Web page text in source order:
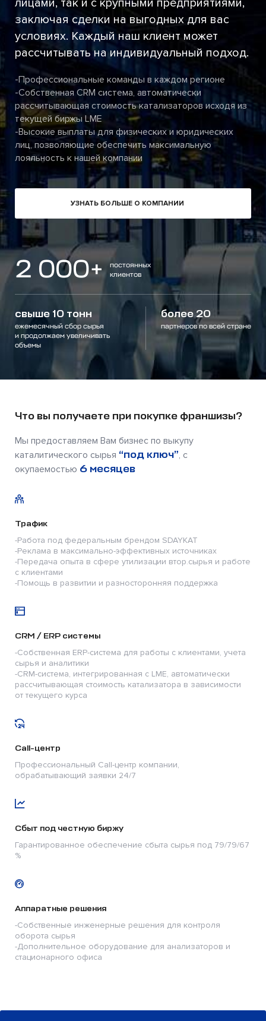
лицами, так и с крупными предприятиями,
заключая сделки на выгодных для вас
условиях. Каждый наш клиент может
рассчитывать на индивидуальный подход.
-Профессиональные команды в каждом регионе
-Cобственная CRM система, автоматически
рассчитывающая стоимость катализаторов исходя из
текущей биржы LME
-Высокие выплаты для физических и юридических
лиц, позволяющие обеспечить максимальную
лояльность к нашей компании
УЗНАТЬ БОЛЬШЕ О КОМПАНИИ
2 000+
постоянных
клиентов
свыше 10 тонн
ежемесячный сбор сырья
и продолжаем увеличивать
объемы
более 20
партнеров по всей стране
Что вы получаете при покупке франшизы?
Мы предоставляем Вам бизнес по выкупу
каталитического сырья “под ключ”, с
окупаемостью 6 месяцев
Трафик
-Работа под федеральным брендом SDAYKAT
-Реклама в максимально-эффективных источниках
-Передача опыта в сфере утилизации втор.сырья и работе
с клиентами
-Помощь в развитии и разносторонняя поддержка
СRМ / ERP системы
-Собственная ERP-система для работы с клиентами, учета
сырья и аналитики
-CRM-система, интегрированная с LME, автоматически
рассчитывающая стоимость катализатора в зависимости
от текущего курса
Call-центр
Профессиональный Call-центр компании,
обрабатывающий заявки 24/7
Сбыт под честную биржу
Гарантированное обеспечение сбыта сырья под 79/79/67
%
Аппаратные решения
-Собственные инженерные решения для контроля
оборота сырья
-Дополнительное оборудование для анализаторов и
стационарного офиса